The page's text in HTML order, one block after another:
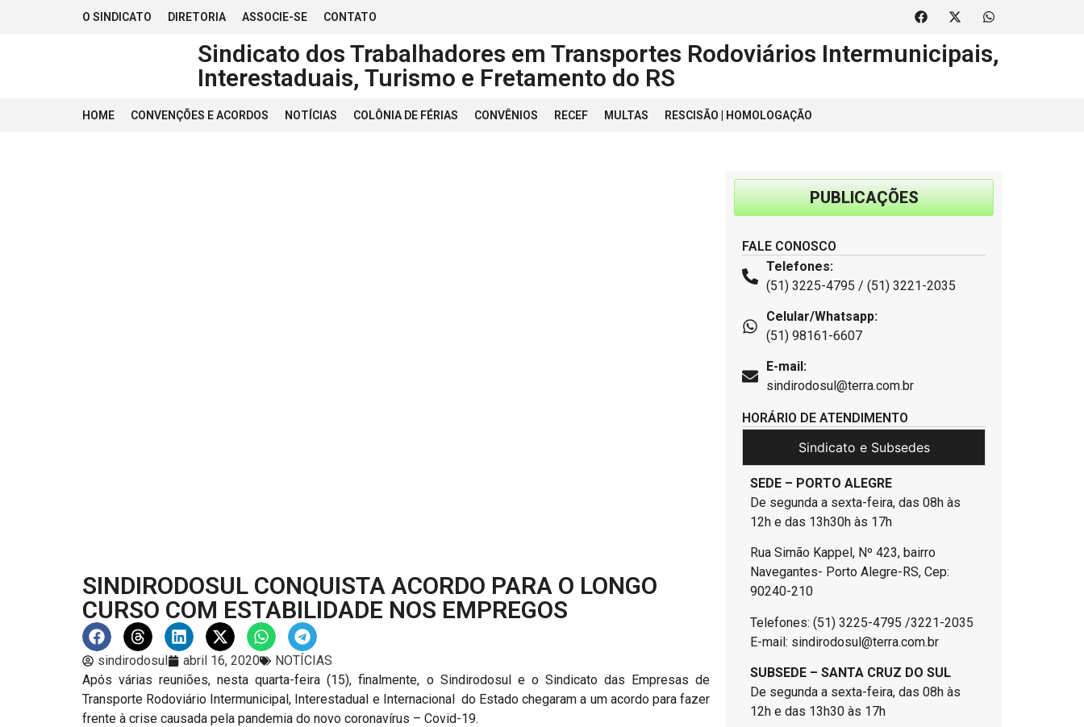
O SINDICATO DIRETORIA ASSOCIE-SE CONTATO
Sindicato dos Trabalhadores em Transportes Rodoviários Intermunicipais,
Interestaduais, Turismo e Fretamento do RS
HOME CONVENÇÕES E ACORDOS NOTÍCIAS COLÔNIA DE FÉRIAS CONVÊNIOS RECEF MULTAS RESCISÃO | HOMOLOGAÇÃO
SINDIRODOSUL CONQUISTA ACORDO PARA O LONGO
CURSO COM ESTABILIDADE NOS EMPREGOS
sindirodosul abril 16, 2020
NOTÍCIAS
Após várias reuniões, nesta quarta-feira (15), finalmente, o Sindirodosul e o Sindicato das Empresas de
Transporte Rodoviário Intermunicipal, Interestadual e Internacional do Estado chegaram a um acordo para fazer
frente à crise causada pela pandemia do novo coronavírus – Covid-19.
PUBLICAÇÕES
FALE CONOSCO
Telefones:
(51) 3225-4795 / (51) 3221-2035
Celular/Whatsapp:
(51) 98161-6607
E-mail:
sindirodosul@terra.com.br
HORÁRIO DE ATENDIMENTO
Sindicato e Subsedes
SEDE – PORTO ALEGRE
De segunda a sexta-feira, das 08h às
12h e das 13h30h às 17h
Rua Simão Kappel, Nº 423, bairro
Navegantes- Porto Alegre-RS, Cep:
90240-210
Telefones: (51) 3225-4795 /3221-2035
E-mail: sindirodosul@terra.com.br
SUBSEDE – SANTA CRUZ DO SUL
De segunda a sexta-feira, das 08h às
12h e das 13h30 às 17h